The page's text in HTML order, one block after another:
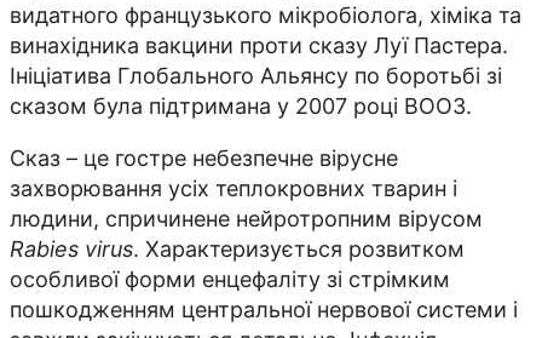
видатного французького мікробіолога, хіміка та
винахідника вакцини проти сказу Луї Пастера.
Ініціатива Глобального Альянсу по боротьбі зі
сказом була підтримана у 2007 році ВООЗ.
Сказ – це гостре небезпечне вірусне
захворювання усіх теплокровних тварин і
людини, спричинене нейротропним вірусом
Rabies virus. Характеризується розвитком
особливої форми енцефаліту зі стрімким
пошкодженням центральної нервової системи і